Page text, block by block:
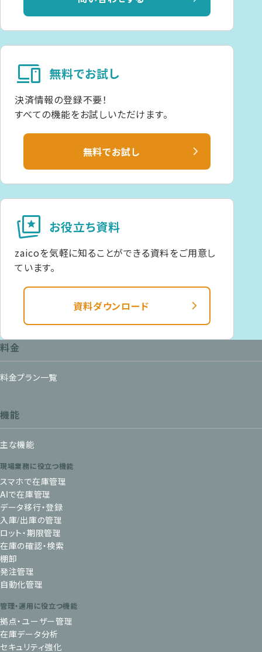
無料でお試し
devices
決済情報の登録不要！
すべての機能をお試しいただけます。
無料でお試し
お役立ち資料
cards_star
zaicoを気軽に知ることができる資料をご用意し
ています。
資料ダウンロード
料金
料金プラン一覧
機能
主な機能
現場業務に役立つ機能
スマホで在庫管理
AIで在庫管理
データ移行・登録
入庫/出庫の管理
ロット・期限管理
在庫の確認・検索
棚卸
発注管理
自動化管理
管理・運用に役立つ機能
拠点・ユーザー管理
在庫データ分析
セキュリティ強化